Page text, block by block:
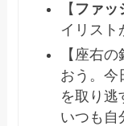
【 ファッ
イリスト
【座右
おう。今
を取り逃
いつも自